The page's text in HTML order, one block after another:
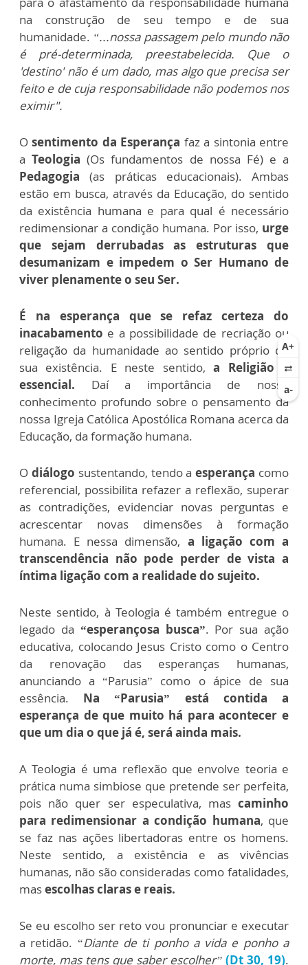
na construção de seu tempo e de sua
humanidade. “...nossa passagem pelo mundo não
é pré-determinada, preestabelecida. Que o
'destino' não é um dado, mas algo que precisa ser
feito e de cuja responsabilidade não podemos nos
eximir".
Osentimento da Esperança faz a sintonia entre
aTeologia (Os fundamentos de nossa Fé) e a
Pedagogia (as práticas educacionais). Ambas
estão em busca, através da Educação, do sentido
da existência humana e para qual é necessário
redimensionar a condição humana. Por isso, urge
que sejam derrubadas as estruturas que
desumanizam e impedem o Ser Humano de
viver plenamente o seu Ser.
É na esperança que se refaz certeza do
inacabamento e a possibilidade de recriação ou
religação da humanidade ao sentido próprio de
sua existência. E neste sentido,a Religião é
essencial. Daí a importância de nosso
conhecimento profundo sobre o pensamento da
nossa Igreja Católica Apostólica Romana acerca da
Educação, da formação humana.
O diálogo sustentando, tendo aesperança como
referencial, possibilita refazer a reflexão, superar
as contradições, evidenciar novas perguntas e
acrescentar novas dimensões à formação
humana. E nessa dimensão, a ligação com a
transcendência não pode perder de vista a
íntima ligação com a realidade do sujeito.
Neste sentido, à Teologia é também entregue o
legado da “esperançosa busca”. Por sua ação
educativa, colocando Jesus Cristo como o Centro
da renovação das esperanças humanas,
anunciando a “Parusia” como o ápice de sua
essência. Na “Parusia” está contida a
esperança de que muito há para acontecer e
que um dia o que já é, será ainda mais.
A Teologia é uma reflexão que envolve teoria e
prática numa simbiose que pretende ser perfeita,
pois não quer ser especulativa, mas caminho
para redimensionar a condição humana, que
se faz nas ações libertadoras entre os homens.
Neste sentido, a existência e as vivências
humanas, não são consideradas como fatalidades,
masescolhas claras e reais.
Se eu escolho ser reto vou pronunciar e executar
a retidão. “Diante de ti ponho a vida e ponho a
morte, mas tens que saber escolher” (Dt 30, 19).